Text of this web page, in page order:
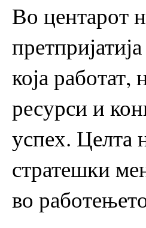
Во центарот
која
ресурси и
успех. Целта
стратешки
во